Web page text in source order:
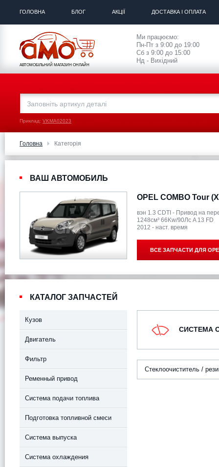
ГОЛОВНА БЛОГ АКЦІЇ ДОСТАВКА І ОПЛАТА
АВТОМОБІЛЬНИЙ МАГАЗИН ОНЛАЙН
Ми працюємо:
Пн-Пт з 9:00 до 19:00
Сб з 9:00 до 15:00
Нд - Вихідний
Приклад: VKMA02023
Головна Категорія
ВАШ АВТОМОБИЛЬ
OPEL COMBO Tour
вэн 1.3 CDTI - Привод на
1248см³ 66Kw/90Лс A 13 FD
2012 - наст. время
ВСЕ ЗАПЧАСТИ ДЛЯ
КАТАЛОГ ЗАПЧАСТЕЙ
Кузов
Двигатель
Фильтр
Ременный привод
Система подачи топлива
Подготовка топливной смеси
Система выпуска
Система охлаждения
СИСТЕМА
Стеклоочиститель /